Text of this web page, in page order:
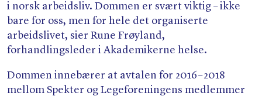
i norsk arbeidsliv. Dommen er svært viktig – ikke
bare for oss, men for hele det organiserte
arbeidslivet, sier Rune Frøyland,
forhandlingsleder i Akademikerne helse.
Dommen innebærer at avtalen for 2016 – 2018
mellom Spekter og Legeforeningens medlemmer